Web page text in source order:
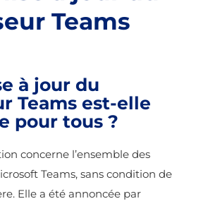
Teams
à jour du
Teams est-elle
pour tous ?
concerne l’ensemble des
Teams, sans condition de
Elle a été annoncée par